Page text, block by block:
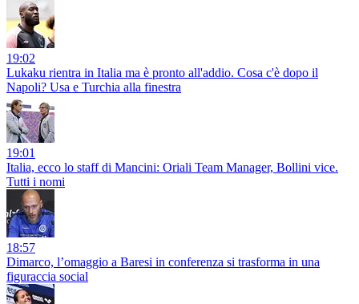
19:02
Lukaku rientra in Italia ma è pronto all'addio. Cosa c'è dopo il
Napoli? Usa e Turchia alla finestra
19:01
Italia, ecco lo staff di Mancini: Oriali Team Manager, Bollini vice.
Tutti i nomi
18:57
Dimarco, l’omaggio a Baresi in conferenza si trasforma in una
figuraccia social